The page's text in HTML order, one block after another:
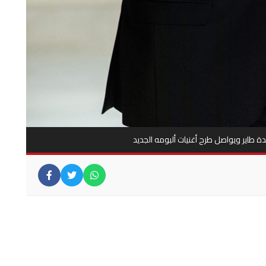
طاير ويواصل طرح أغنيات ألبومه الجديد